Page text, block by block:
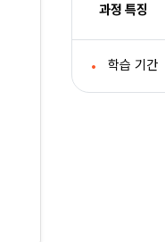
과정 특징
학습 기간